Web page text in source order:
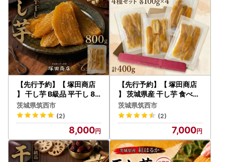
【先行予約】【 塚田商店
】 干し芋 B級品 平干し 80
0g
茨城県筑西市
(2)
8,000
【先行予約】【 塚田商店
】 茨城県産 干し芋 食べ比
べ 4種セット ( 100g × 4
袋 )
茨城県筑西市
(2)
7,000